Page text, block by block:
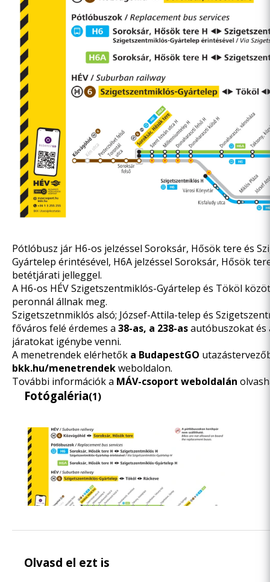
Pótlóbusz jár H6-os jelzéssel Soroksár, Hősök tere és
Gyártelep érintésével, H6A jelzéssel Soroksár, Hősök
betétjárati jelleggel.
A H6-os HÉV Szigetszentmiklós-Gyártelep és Tököl
peronnál állnak meg.
Szigetszetnmiklós alsó; József-Attila-telep és
főváros felé érdemes a 38-as, a 238-asautóbuszokat
járatokat igénybe venni.
A menetrendek elérhetők a BudapestGO
bkk.hu/menetrendekweboldalon.
További információk a MÁV-csoport weboldalán
Fotógaléria(1)
Olvasd el ezt is